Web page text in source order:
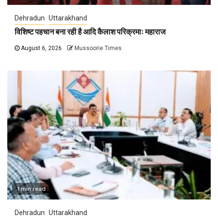
Dehradun Uttarakhand
विशिष्ट पहचान बना रही है आदि कैलाश परिक्रमाः महाराज
August 6, 2026 Mussoorie Times
1 min read
Dehradun Uttarakhand